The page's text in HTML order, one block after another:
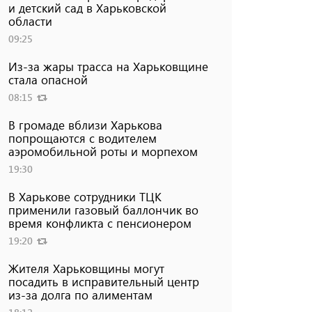
и детский сад в Харьковской
области
09:25
Из-за жары трасса на Харьковщине
стала опасной
08:15
В громаде вблизи Харькова
попрощаются с водителем
аэромобильной роты и морпехом
19:30
В Харькове сотрудники ТЦК
применили газовый баллончик во
время конфликта с пенсионером
19:20
Жителя Харьковщины могут
посадить в исправительный центр
из-за долга по алиментам